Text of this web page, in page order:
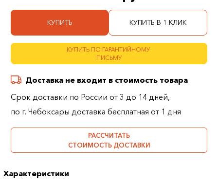
КУПИТЬ КУПИТЬ В 1 КЛИК
КУПИТЬ ПО ГАРАНТИЙНОМУ
ПИСЬМУ
Доставка не входит в стоимость товара
Срок доставки по России от 3 до 14 дней,
по г. Чебоксары доставка бесплатная от 1 дня
РАССЧИТАТЬ
СТОИМОСТЬ ДОСТАВКИ
Характеристики